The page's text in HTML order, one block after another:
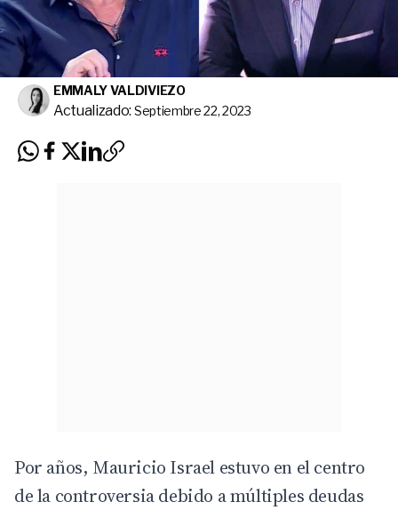
EMMALY VALDIVIEZO
Actualizado: Septiembre 22, 2023
Por años, Mauricio Israel estuvo en el centro
de la controversia debido a múltiples deudas